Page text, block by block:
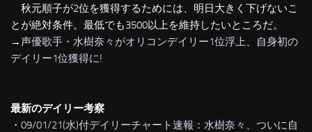
秋元順子が2位を獲得するためには、明日大きく下げないこ
とが絶対条件。最低でも3500以上を維持したいところだ。
→声優歌手・水樹奈々がオリコンデイリー1位浮上、自身初の
デイリー1位獲得に!
最新のデイリー考察
・ 09/01/21(水)付デイリーチャート速報：水樹奈々、ついに自